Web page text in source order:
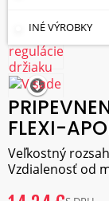
INÉ VÝROBKY
FLEXI-
Veľkostný
Vzdialenosť od